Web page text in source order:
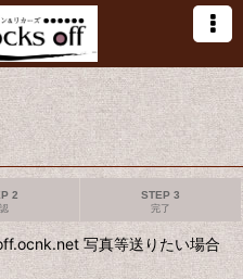
2
STEP 3
完了
写真等送りたい場合